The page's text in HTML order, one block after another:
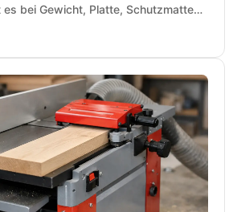
bei Gewicht, Platte, Schutzmatte